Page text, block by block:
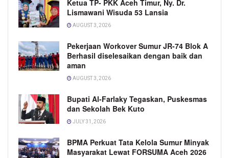
Ketua TP- PKK Aceh Timur, Ny. Dr.
Lismawani Wisuda 53 Lansia
AUGUST 3, 2026
Pekerjaan Workover Sumur JR-74 Blok A
Berhasil diselesaikan dengan baik dan
aman
AUGUST 3, 2026
Bupati Al-Farlaky Tegaskan, Puskesmas
dan Sekolah Bek Kuto
JULY 31, 2026
BPMA Perkuat Tata Kelola Sumur Minyak
Masyarakat Lewat FORSUMA Aceh 2026